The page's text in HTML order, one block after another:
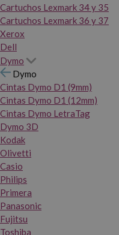
Cartuchos Lexmark 34 y 35
Cartuchos Lexmark 36 y 37
Xerox
Dell
Dymo
Dymo
Cintas Dymo D1 (9mm)
Cintas Dymo D1 (12mm)
Cintas Dymo LetraTag
Dymo 3D
Kodak
Olivetti
Casio
Philips
Primera
Panasonic
Fujitsu
Toshiba